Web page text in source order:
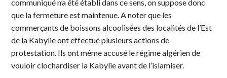
communiqué n’a été établi dans ce sens, on suppose donc
que la fermeture est maintenue. A noter que les
commerçants de boissons alcoolisées des localités de l’Est
de la Kabylie ont effectué plusieurs actions de
protestation. Ils ont même accusé le régime algérien de
vouloir clochardiser la Kabylie avant de l’islamiser.